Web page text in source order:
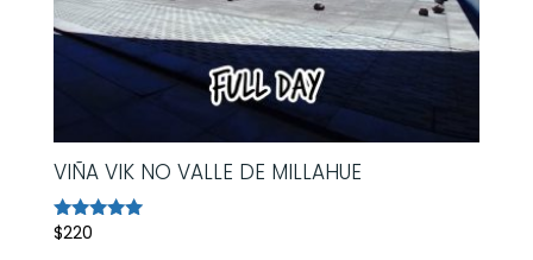
VIÑA VIK NO VALLE DE MILLAHUE
Avaliação
$220